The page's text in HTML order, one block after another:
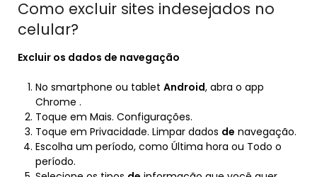
Como excluir sites indesejados no
celular?
Excluir os dados de navegação
No smartphone ou tablet Android, abra o app
Chrome .
Toque em Mais. Configurações.
Toque em Privacidade. Limpar dados de navegação.
Escolha um período, como Última hora ou Todo o
período.